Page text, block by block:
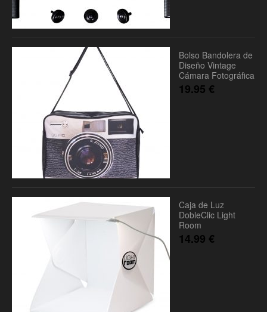
Bolso Bandolera de
Diseño Vintage
Cámara Fotográfica
19.95 €
Caja de Luz
DobleClic Light
Room
14.99 €